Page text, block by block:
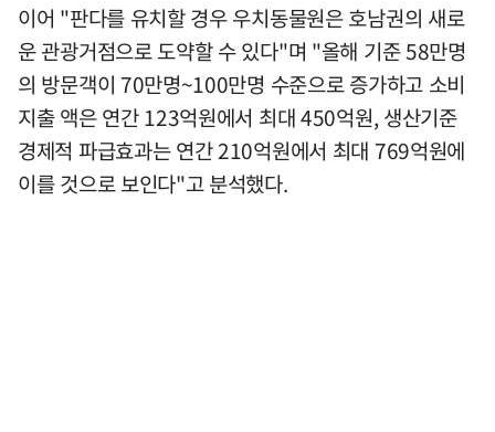
이어 "판다를 유치할 경우 우치동물원은 호남권의 새로
운 관광거점으로 도약할 수 있다"며 "올해 기준 58만명
의 방문객이 70만명~100만명 수준으로 증가하고 소비
지출 액은 연간 123억원에서 최대 450억원, 생산기준
경제적 파급효과는 연간 210억원에서 최대 769억원에
이를 것으로 보인다"고 분석했다.